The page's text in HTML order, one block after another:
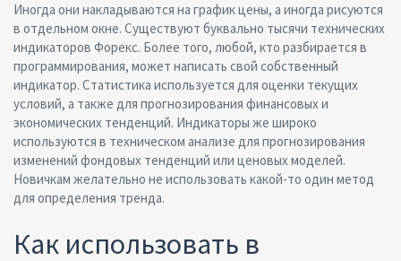
Иногда они накладываются на график цены, а иногда рисуются
в отдельном окне. Существуют буквально тысячи технических
индикаторов Форекс. Более того, любой, кто разбирается в
программирования, может написать свой собственный
индикатор. Статистика используется для оценки текущих
условий, а также для прогнозирования финансовых и
экономических тенденций. Индикаторы же широко
используются в техническом анализе для прогнозирования
изменений фондовых тенденций или ценовых моделей.
Новичкам желательно не использовать какой-то один метод
для определения тренда.
Как использовать в